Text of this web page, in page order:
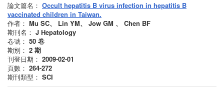
論文篇名： Occult hepatitis B virus infection in hepatitis B
vaccinated children in Taiwan.
作者： Mu SC、 Lin YM、 Jow GM 、 Chen BF
期刊名： J Hepatology
卷號： 50 卷
期別： 2 期
刊登日期： 2009-02-01
頁數： 264-272
期刊類型： SCI